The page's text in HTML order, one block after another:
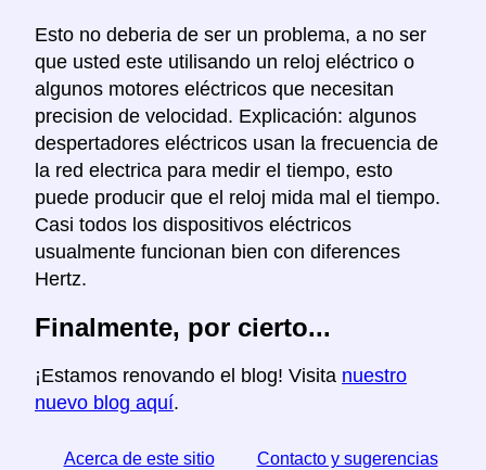
Esto no deberia de ser un problema, a no ser
que usted este utilisando un reloj eléctrico o
algunos motores eléctricos que necesitan
precision de velocidad. Explicación: algunos
despertadores eléctricos usan la frecuencia de
la red electrica para medir el tiempo, esto
puede producir que el reloj mida mal el tiempo.
Casi todos los dispositivos eléctricos
usualmente funcionan bien con diferences
Hertz.
Finalmente, por cierto...
¡Estamos renovando el blog! Visita nuestro
nuevo blog aquí.
Acerca de este sitio Contacto y sugerencias